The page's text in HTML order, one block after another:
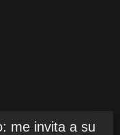
me invita a su